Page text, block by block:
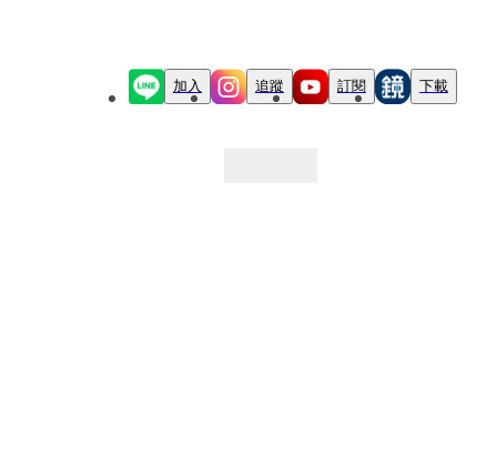
加入 追蹤 訂閱 下載